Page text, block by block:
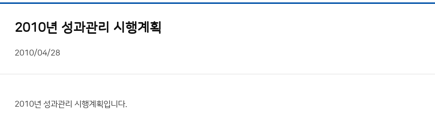
2010년 성과관리 시행계획
2010/04/28
2010년 성과관리 시행계획입니다.